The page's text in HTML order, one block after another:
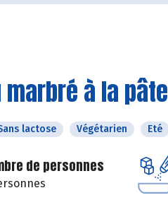
marbré à la
lactose Végétarien Eté
de personnes